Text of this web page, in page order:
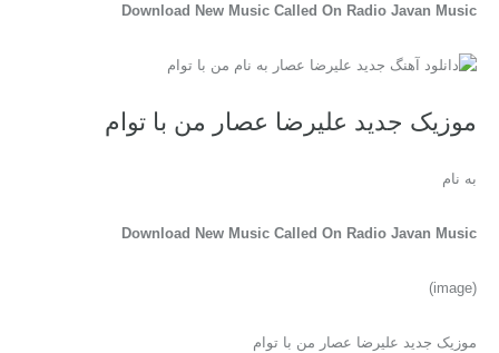
Download New Music Called On Radio Javan Music
موزیک جدید علیرضا عصار من با توام
به نام
Download New Music Called On Radio Javan Music
(image)
موزیک جدید علیرضا عصار من با توام